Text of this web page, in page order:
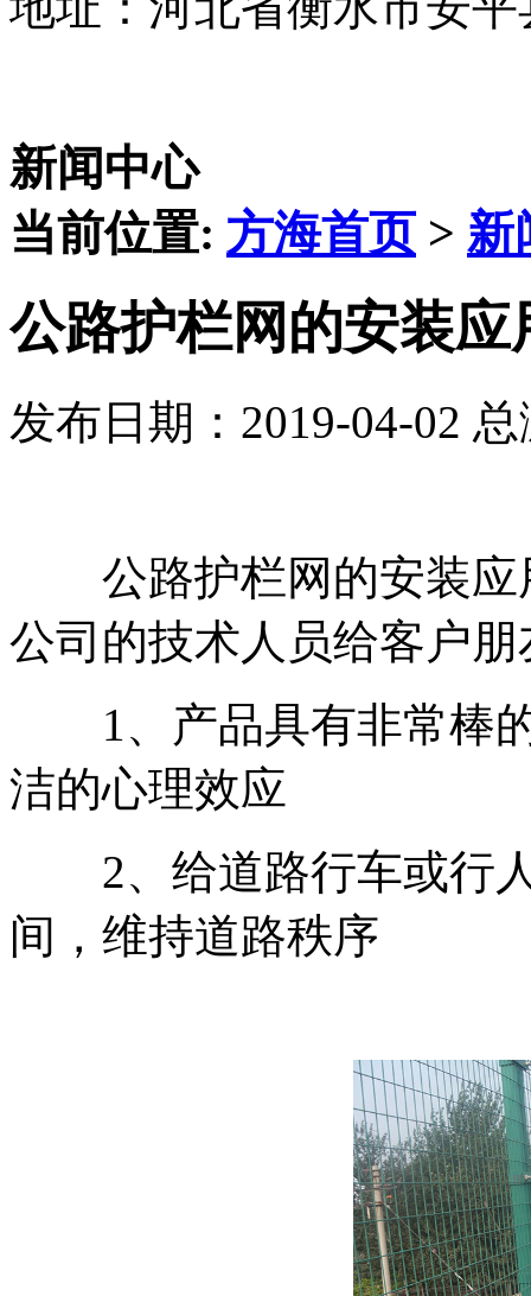
新闻中心
当前位置: 方海首页> 新
公路护栏网的安装应
发布日期：2019-04-02
公路护栏网的安装应
公司的技术人员给客户
1、产品具有非常棒的
洁的心理效应
2、给道路行车或行人
间，维持道路秩序